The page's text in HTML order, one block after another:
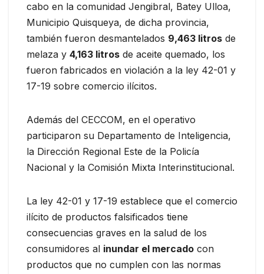
cabo en la comunidad Jengibral, Batey Ulloa,
Municipio Quisqueya, de dicha provincia,
también fueron desmantelados 9,463 litros de
melaza y 4,163 litros de aceite quemado, los
fueron fabricados en violación a la ley 42-01 y
17-19 sobre comercio ilícitos.
Además del CECCOM, en el operativo
participaron su Departamento de Inteligencia,
la Dirección Regional Este de la Policía
Nacional y la Comisión Mixta Interinstitucional.
La ley 42-01 y 17-19 establece que el comercio
ilícito de productos falsificados tiene
consecuencias graves en la salud de los
consumidores al inundar el mercado con
productos que no cumplen con las normas